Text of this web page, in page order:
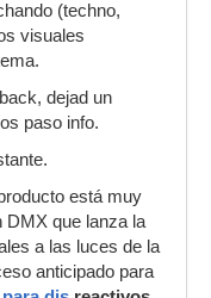
(techno,
visuales
dejad un
paso info.
está muy
DMX que lanza la
a las luces de la
anticipado para